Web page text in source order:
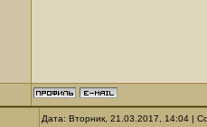
Дата: Вторник, 21.03.2017, 14:04 |